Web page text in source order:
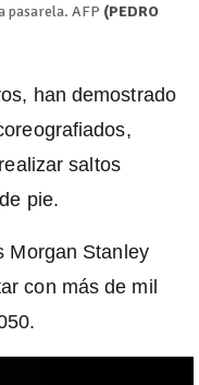
pasarela. AFP (PEDRO
han demostrado
saltos
pie.
Morgan Stanley
con más de mil